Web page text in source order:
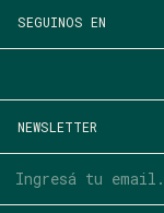
SEGUINOS EN
NEWSLETTER